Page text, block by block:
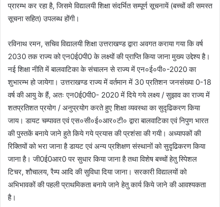
प्रारम्भ कर रहा है, जिसमे विद्यालयी शिक्षा संदर्भित सम्पूर्ण सूचनायें (बच्चों की समस्त
सूचना सहित) उपलब्ध होंगी।
रविनाथ रमन, सचिव विद्यालयी शिक्षा उत्तराखण्ड द्वारा अवगत कराया गया कि वर्ष
2030 तक राज्य को एन0ई0पी0 के लक्ष्यों की प्राप्ति किया जाना मुख्य उद्देश्य है।
नई शिक्षा नीति में बालवाटिका के संचालन से राज्य में एन०ई०पी०-2020 का
शुभारम्भ हो जायेगा। उत्तराखण्ड राज्य में वर्तमान में 30 प्रतिशन जनसंख्या 0-18
वर्ष की आयु के हैं, अतः एन0ई0पी0- 2020 में दिये गये लक्ष्य / सुझाव का राज्य में
शतप्रतिशत प्रयोग / अनुप्रयोग करते हुए शिक्षा व्यवस्था का सुदृढिकरण किया
जाय। डायट चम्पावत एवं एस०सी०ई०आर०टी० द्वारा बालवाटिका एवं निपुण भारत
की पुस्तकें बनाये जाने हुते किये गये प्रयास की प्रशंसा की गयी। अध्यापकों की
रिक्तियों को भरा जाना है डायट एवं अन्य प्रशिक्षण संस्थानों को सुदृढिकरण किया
जाना है। जी0ई0आर0 पर सुधार किया जाना है तथा विशेष बच्चों हेतु स्पेिशल
टिचर, शौचालय, रैम्प आदि की सुविधा दिया जाना। सरकारी विद्यालयों को
अभिभावकों की पहली प्राथमिकता बनाये जाने हेतु कार्य किये जाने की आवश्यकता
है।